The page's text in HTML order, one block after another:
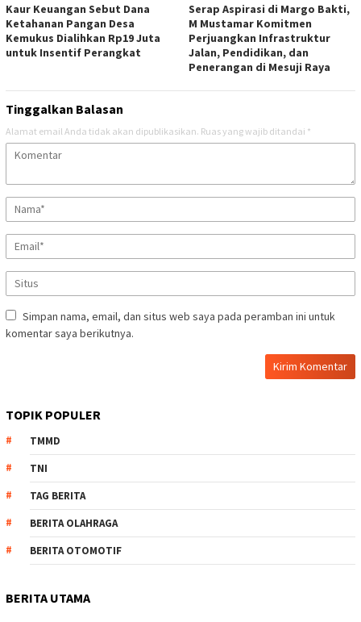
Kaur Keuangan Sebut Dana
Ketahanan Pangan Desa
Kemukus Dialihkan Rp19 Juta
untuk Insentif Perangkat
Serap Aspirasi di Margo Bakti,
M Mustamar Komitmen
Perjuangkan Infrastruktur
Jalan, Pendidikan, dan
Penerangan di Mesuji Raya
Tinggalkan Balasan
Alamat email Anda tidak akan dipublikasikan. Ruas yang wajib ditandai *
Simpan nama, email, dan situs web saya pada peramban ini untuk
komentar saya berikutnya.
TOPIK POPULER
TMMD
TNI
TAG BERITA
BERITA OLAHRAGA
BERITA OTOMOTIF
BERITA UTAMA